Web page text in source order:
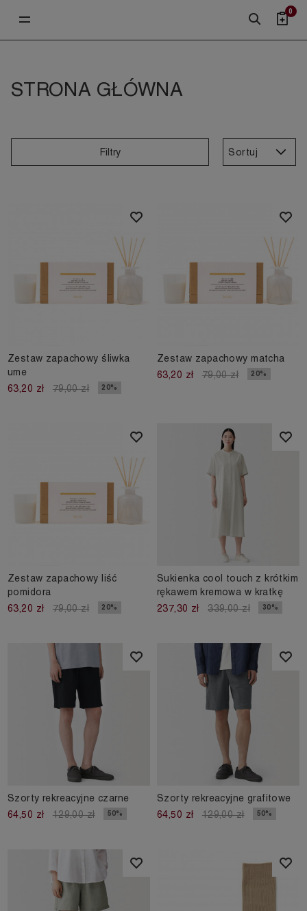
0
STRONA GŁÓWNA
Filtry Sortuj
Zestaw zapachowy śliwka
ume
63,20 zł
79,00 zł 20%
Zestaw zapachowy matcha
63,20 zł
79,00 zł 20%
Zestaw zapachowy liść
pomidora
63,20 zł
79,00 zł 20%
Sukienka cool touch z krótkim
rękawem kremowa w kratkę
237,30 zł
339,00 zł 30%
Szorty rekreacyjne czarne
64,50 zł
129,00 zł 50%
Szorty rekreacyjne grafitowe
64,50 zł
129,00 zł 50%